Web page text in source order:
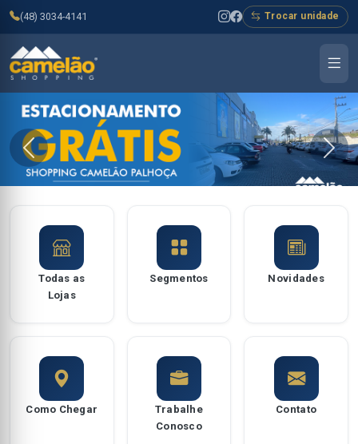
(48) 3034-4141 Trocar unidade
Todas as
Lojas
Segmentos Novidades
Como Chegar
Trabalhe
Conosco
Contato